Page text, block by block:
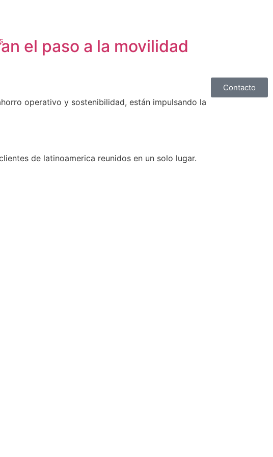
Contacto
el paso a la movilidad
operativo y sostenibilidad, están impulsando la
de latinoamerica reunidos en un solo lugar.